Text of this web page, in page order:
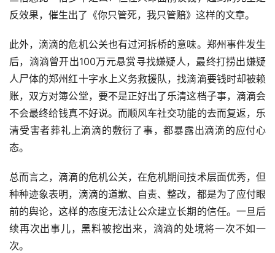
反效果，催生出了《你只管死，我只管赔》这样的文章。
此外，滴滴的危机公关也有过河拆桥的意味。郑州事件发生
后，滴滴曾开出100万元悬赏寻找嫌疑人，最终打捞出嫌疑
人尸体的郑州红十字水上义务救援队，找滴滴要钱时却被赖
账，双方对簿公堂，要不是正好出了乐清这档子事，滴滴会
不会最终给钱真不好说。而顺风车社交功能的去而复返，乐
清受害者葬礼上滴滴的敷衍了事，都暴露出滴滴的应付心
态。
总而言之，滴滴的危机公关，在危机期间技术层面优秀，但
种种迹象表明，滴滴的道歉、自责、整改，都是为了应付眼
前的舆论，这样的态度无法让公众建立长期的信任。一旦后
续再次出事儿，黑料被挖出来，滴滴的处境将一次不如一
次。